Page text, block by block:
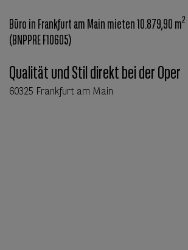
Büro in Frankfurt am Main mieten 10.879,90 m2
(BNPPRE F10605)
Qualität und Stil direkt bei der Oper
60325 Frankfurt am Main